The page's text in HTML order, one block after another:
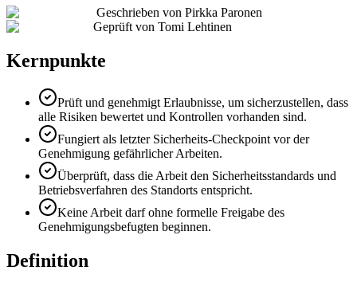
Geschrieben von Pirkka Paronen
Geprüft von Tomi Lehtinen
Kernpunkte
Prüft und genehmigt Erlaubnisse, um sicherzustellen, dass
alle Risiken bewertet und Kontrollen vorhanden sind.
Fungiert als letzter Sicherheits-Checkpoint vor der
Genehmigung gefährlicher Arbeiten.
Überprüft, dass die Arbeit den Sicherheitsstandards und
Betriebsverfahren des Standorts entspricht.
Keine Arbeit darf ohne formelle Freigabe des
Genehmigungsbefugten beginnen.
Definition